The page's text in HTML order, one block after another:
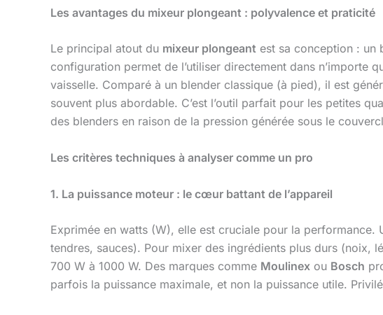
Les avantages du mixeur plongeant : polyvalence et praticité
Le principal atout du mixeur plongeant est sa conception : un
configuration permet de l’utiliser directement dans n’importe
vaisselle. Comparé à un blender classique (à pied), il est
souvent plus abordable. C’est l’outil parfait pour les petites
des blenders en raison de la pression générée sous le
Les critères techniques à analyser comme un pro
1. La puissance moteur : le cœur battant de l’appareil
Exprimée en watts (W), elle est cruciale pour la
tendres, sauces). Pour mixer des ingrédients plus durs (noix,
700 W à 1000 W. Des marques comme Moulinex ou Bosch
parfois la puissance maximale, et non la puissance utile.